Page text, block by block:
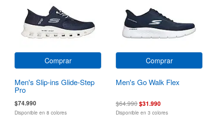
Comprar
Men's Slip-ins Glide-Step
Pro
$74.990
Disponible en 8 colores
Comprar
Men's Go Walk Flex
$64.990$31.990
Disponible en 3 colores